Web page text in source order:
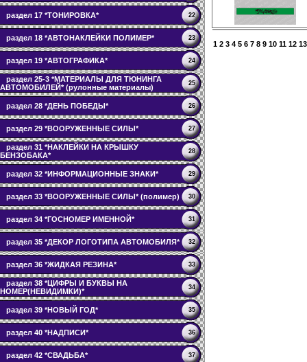
раздел 17 *ТОНИРОВКА* 22
раздел 18 *АВТОНАКЛЕЙКИ ПОЛИМЕР* 23
раздел 19 *АВТОГРАФИКА* 24
раздел 25-3 *МАТЕРИАЛЫ ДЛЯ ТЮНИНГА
АВТОМОБИЛЕЙ* (рулонные материалы)
25
раздел 28 *ДЕНЬ ПОБЕДЫ* 26
раздел 29 *ВООРУЖЕННЫЕ СИЛЫ* 27
раздел 31 *НАКЛЕЙКИ НА КРЫШКУ
БЕНЗОБАКА*
28
раздел 32 *ИНФОРМАЦИОННЫЕ ЗНАКИ* 29
раздел 33 *ВООРУЖЕННЫЕ СИЛЫ* (полимер) 30
раздел 34 *ГОСНОМЕР ИМЕННОЙ* 31
раздел 35 *ДЕКОР ЛОГОТИПА АВТОМОБИЛЯ* 32
раздел 36 *ЖИДКАЯ РЕЗИНА* 33
раздел 38 *ЦИФРЫ И БУКВЫ НА
НОМЕР(НЕВИДИМКИ)*
34
раздел 39 *НОВЫЙ ГОД* 35
раздел 40 *НАДПИСИ* 36
раздел 42 *СВАДЬБА* 37
1 2 3 4 5 6 7 8 9 10 11 12 13